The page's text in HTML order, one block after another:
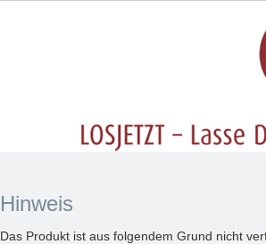
Hinweis
Das Produkt ist aus folgendem Grund nicht